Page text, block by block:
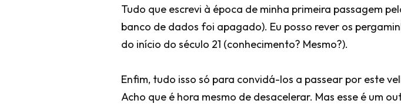
Tudo que escrevi à época de minha primeira passagem
banco de dados foi apagado). Eu posso rever os
do início do século 21 (conhecimento? Mesmo?).
Enfim, tudo isso só para convidá-los a passear por este
Acho que é hora mesmo de desacelerar. Mas esse é um